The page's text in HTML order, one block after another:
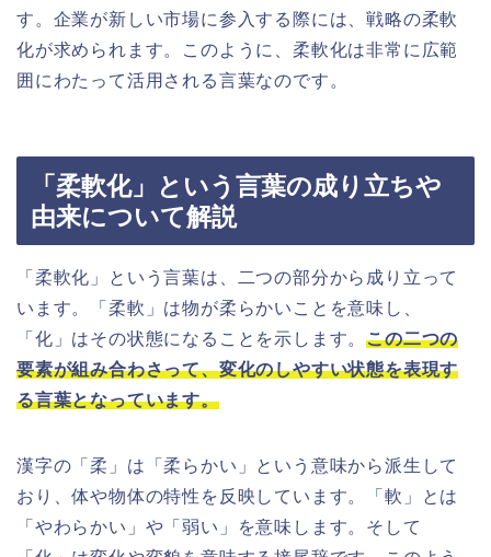
す。企業が新しい市場に参入する際には、戦略の柔軟
化が求められます。このように、柔軟化は非常に広範
囲にわたって活用される言葉なのです。
「柔軟化」という言葉の成り立ちや
由来について解説
「柔軟化」という言葉は、二つの部分から成り立って
います。「柔軟」は物が柔らかいことを意味し、
「化」はその状態になることを示します。この二つの
要素が組み合わさって、変化のしやすい状態を表現す
る言葉となっています。
漢字の「柔」は「柔らかい」という意味から派生して
おり、体や物体の特性を反映しています。「軟」とは
「やわらかい」や「弱い」を意味します。そして